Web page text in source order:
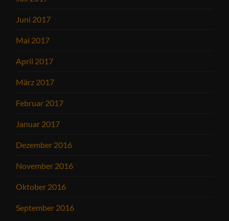
Juni 2017
Mai 2017
April 2017
März 2017
Februar 2017
Januar 2017
Dezember 2016
November 2016
Oktober 2016
September 2016